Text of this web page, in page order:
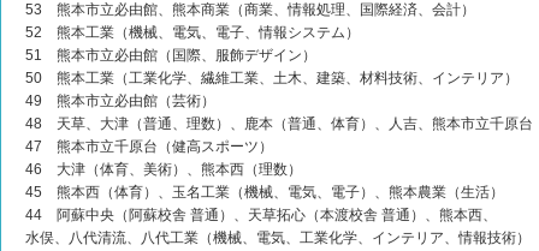
53 熊本市立必由館、熊本商業（商業、情報処理、国際経済、会計）
52 熊本工業（機械、電気、電子、情報システム）
51 熊本市立必由館（国際、服飾デザイン）
50 熊本工業（工業化学、繊維工業、土木、建築、材料技術、インテリア）
49 熊本市立必由館（芸術）
48 天草、大津（普通、理数）、鹿本（普通、体育）、人吉、熊本市立千原台
47 熊本市立千原台（健高スポーツ）
46 大津（体育、美術）、熊本西（理数）
45 熊本西（体育）、玉名工業（機械、電気、電子）、熊本農業（生活）
44 阿蘇中央（阿蘇校舎 普通）、天草拓心（本渡校舎 普通）、熊本西、
水俣、八代清流、八代工業（機械、電気、工業化学、インテリア、情報技術）